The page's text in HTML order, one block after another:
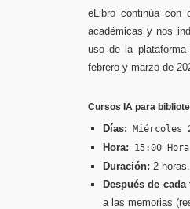
eLibro continúa con
académicas y nos
uso de la
febrero y marzo de
Cursos IA para
Días: Miércoles
Hora: 15:00
Duración: 2 horas.
Después de
a las memorias